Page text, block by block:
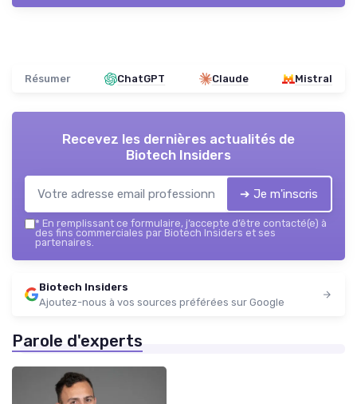
Résumer ChatGPT Claude Mistral
Recevez les dernières actualités de
Biotech Insiders
➔ Je m'inscris
* En remplissant ce formulaire, j’accepte d’être contacté(e) à
des fins commerciales par Biotech Insiders et ses
partenaires.
Biotech Insiders
Ajoutez-nous à vos sources préférées sur Google
Parole d'experts